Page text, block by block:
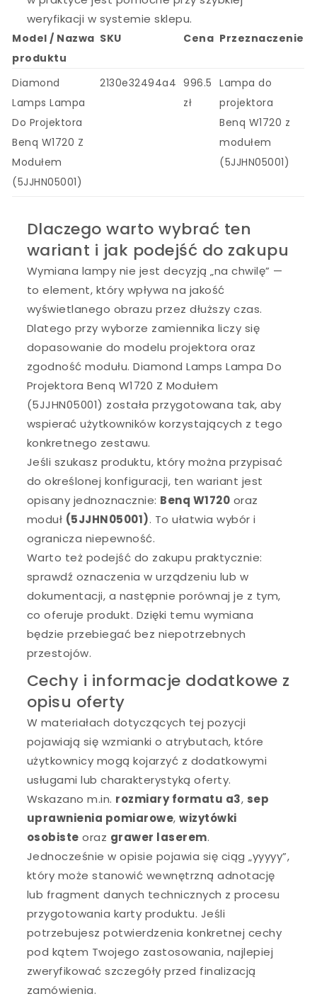
weryfikacji w systemie sklepu.
Model / Nazwa
produktu
SKU Cena Przeznaczenie
Diamond
Lamps Lampa
Do Projektora
Benq W1720 Z
Modułem
(5JJHN05001)
2130e32494a4 996.5
zł
Lampa do
projektora
Benq W1720 z
modułem
(5JJHN05001)
Dlaczego warto wybrać ten
wariant i jak podejść do zakupu
Wymiana lampy nie jest decyzją „na chwilę” —
to element, który wpływa na jakość
wyświetlanego obrazu przez dłuższy czas.
Dlatego przy wyborze zamiennika liczy się
dopasowanie do modelu projektora oraz
zgodność modułu. Diamond Lamps Lampa Do
Projektora Benq W1720 Z Modułem
(5JJHN05001) została przygotowana tak, aby
wspierać użytkowników korzystających z tego
konkretnego zestawu.
Jeśli szukasz produktu, który można przypisać
do określonej konfiguracji, ten wariant jest
opisany jednoznacznie: Benq W1720 oraz
moduł (5JJHN05001). To ułatwia wybór i
ogranicza niepewność.
Warto też podejść do zakupu praktycznie:
sprawdź oznaczenia w urządzeniu lub w
dokumentacji, a następnie porównaj je z tym,
co oferuje produkt. Dzięki temu wymiana
będzie przebiegać bez niepotrzebnych
przestojów.
Cechy i informacje dodatkowe z
opisu oferty
W materiałach dotyczących tej pozycji
pojawiają się wzmianki o atrybutach, które
użytkownicy mogą kojarzyć z dodatkowymi
usługami lub charakterystyką oferty.
Wskazano m.in. rozmiary formatu a3, sep
uprawnienia pomiarowe,wizytówki
osobiste oraz grawer laserem.
Jednocześnie w opisie pojawia się ciąg „yyyyy”,
który może stanowić wewnętrzną adnotację
lub fragment danych technicznych z procesu
przygotowania karty produktu. Jeśli
potrzebujesz potwierdzenia konkretnej cechy
pod kątem Twojego zastosowania, najlepiej
zweryfikować szczegóły przed finalizacją
zamówienia.